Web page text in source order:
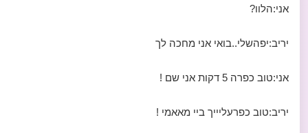
אני:הלוו?
יריב:יפהשלי..בואי אני מחכה לך
אני:טוב כפרה 5 דקות אני שם !
יריב:טוב כפרעליייך ביי מאאמי !